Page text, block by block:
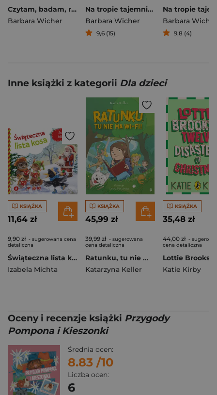
Czytam, badam, rozwiązuję. Na tropie tajemnic kosmosu
Barbara Wicher
Na tropie tajemnic dzikich zwierząt. Czytam, badam, rozwiązuję
Barbara Wicher
9,6 (15)
Barbara Wicher
9,8 (4)
Inne książki z kategorii Dla dzieci
KSIĄŻKA
11,64 zł
9,90 zł - sugerowana cena
detaliczna
Świąteczna lista kosa
Izabela Michta
KSIĄŻKA
45,99 zł
39,99 zł - sugerowana
cena detaliczna
Ratunku, tu nie ma wi-fi! To się czyta
Katarzyna Keller
KSIĄŻKA
35,48 zł
44,00 zł -
cena detaliczna
Katie Kirby
Oceny i recenzje książki Przygody
Pompona i Kieszonki
Średnia ocen:
8.83 /10
Liczba ocen:
6